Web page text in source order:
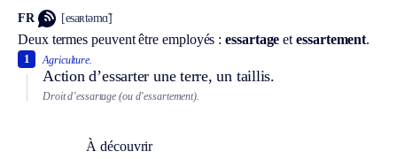
FR [esaʀtəmɑ̃]
Deux termes peuvent être employés :essartage etessartement.
Agriculture.
Action d’essarter une terre, un taillis.
1
Droit d’essartage (ou d’essartement).
À découvrir